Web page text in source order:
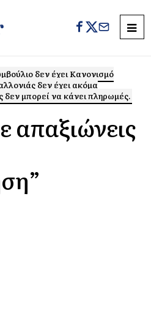
δεν έχει Κανονισμό
δεν έχει ακόμα
μπορεί να κάνει πληρωμές.
απαξιώνεις